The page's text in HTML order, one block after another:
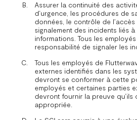
Assurer la continuité des
d’urgence, les procédures de
données, le contrôle de
signalement des incidents liés
informations. Tous les
responsabilité de signaler les
Tous les employés de
externes identifiés dans les
devront se conformer à cette
employés et certaines parties
devront fournir la preuve qu’ils
appropriée.